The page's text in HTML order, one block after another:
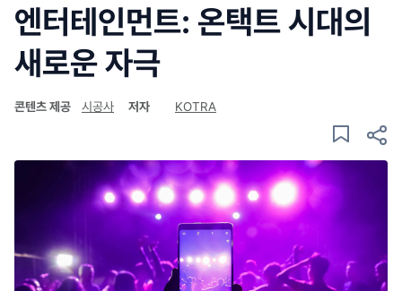
엔터테인먼트: 온택트 시대의
새로운 자극
콘텐츠 제공 시공사 저자 KOTRA